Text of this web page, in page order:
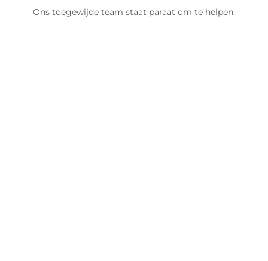
Ons toegewijde team staat paraat om te helpen.